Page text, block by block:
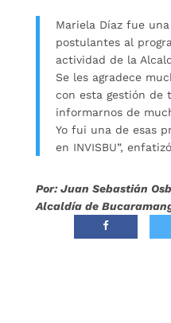
Mariela Díaz fue
postulantes al
actividad de la
Se les agradece
con esta gestión de
informarnos de
Yo fui una de esas
en INVISBU”,
Por: Juan Sebastián
Alcaldía de